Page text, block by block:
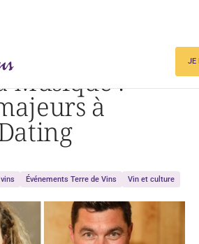
JE
majeurs à Cavistes Dating
Musique :
à
Événements Terre de Vins Vin et culture